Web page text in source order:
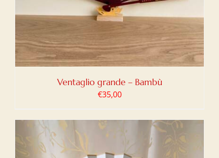
Ventaglio grande – Bambù
€35,00